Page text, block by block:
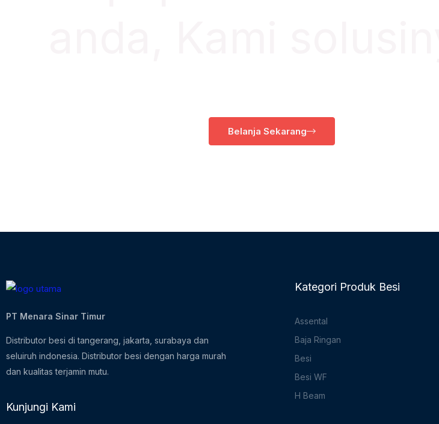
Belanja Sekarang
PT Menara Sinar Timur
Distributor besi di tangerang, jakarta, surabaya dan
seluiruh indonesia. Distributor besi dengan harga murah
dan kualitas terjamin mutu.
Kunjungi Kami
Kategori Produk Besi
Assental
Baja Ringan
Besi
Besi WF
H Beam